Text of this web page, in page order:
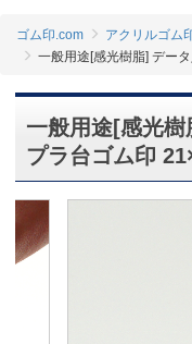
ゴム印.com
アクリルゴム
一般用途[感光樹脂] デー
一般用途[感光樹
プラ台ゴム印